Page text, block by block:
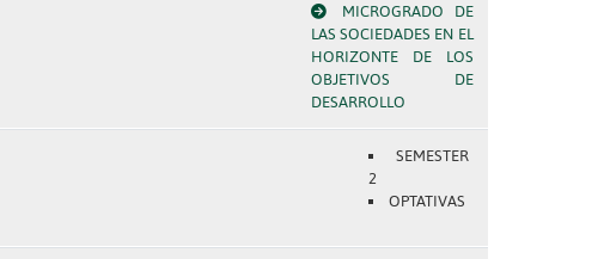
MICROGRADO DE
LAS SOCIEDADES EN EL
HORIZONTE DE LOS
OBJETIVOS DE
DESARROLLO
SEMESTER
2
OPTATIVAS